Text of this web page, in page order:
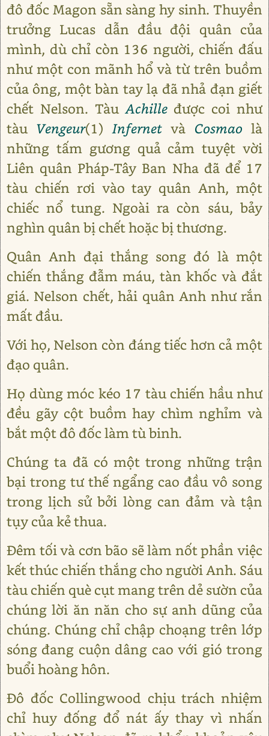
đô đốc Magon sẵn sàng hy sinh. Thuyền
trưởng Lucas dẫn đầu đội quân của
mình, dù chỉ còn 136 người, chiến đấu
như một con mãnh hổ và từ trên buồm
của ông, một bàn tay lạ đã nhả đạn giết
chết Nelson. TàuAchilleđược coi như
tàu Vengeur(1)Infernetvà Cosmao là
những tấm gương quả cảm tuyệt vời
Liên quân Pháp-Tây Ban Nha đã để 17
tàu chiến rơi vào tay quân Anh, một
chiếc nổ tung. Ngoài ra còn sáu, bảy
nghìn quân bị chết hoặc bị thương.
Quân Anh đại thắng song đó là một
chiến thắng đẫm máu, tàn khốc và đắt
giá. Nelson chết, hải quân Anh như rắn
mất đầu.
Với họ, Nelson còn đáng tiếc hơn cả một
đạo quân.
Họ dùng móc kéo 17 tàu chiến hầu như
đều gãy cột buồm hay chìm nghỉm và
bắt một đô đốc làm tù binh.
Chúng ta đã có một trong những trận
bại trong tư thế ngẩng cao đầu vô song
trong lịch sử bởi lòng can đảm và tận
tụy của kẻ thua.
Đêm tối và cơn bão sẽ làm nốt phần việc
kết thúc chiến thắng cho người Anh. Sáu
tàu chiến què cụt mang trên dẻ sườn của
chúng lời ăn năn cho sự anh dũng của
chúng. Chúng chỉ chập choạng trên lớp
sóng đang cuộn dâng cao với gió trong
buổi hoàng hôn.
Đô đốc Collingwood chịu trách nhiệm
chỉ huy đống đổ nát ấy thay vì nhấn